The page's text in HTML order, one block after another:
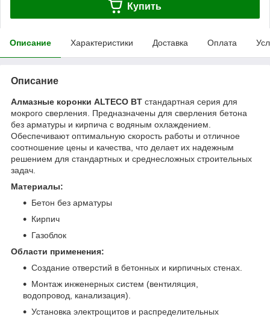
Купить
Описание Характеристики Доставка Оплата
Описание
Алмазные коронки ALTECO BT стандартная серия для
мокрого сверления. Предназначены для сверления бетона
без арматуры и кирпича с водяным охлаждением.
Обеспечивают оптимальную скорость работы и отличное
соотношение цены и качества, что делает их надежным
решением для стандартных и среднесложных строительных
задач.
Материалы:
Бетон без арматуры
Кирпич
Газоблок
Области применения:
Создание отверстий в бетонных и кирпичных стенах.
Монтаж инженерных систем (вентиляция,
водопровод, канализация).
Установка электрощитов и распределительных